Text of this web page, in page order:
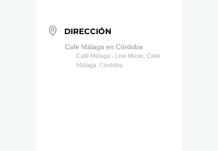
DIRECCIÓN
Café Málaga en Córdoba
Café Málaga - Live Music, Calle
Málaga, Córdoba